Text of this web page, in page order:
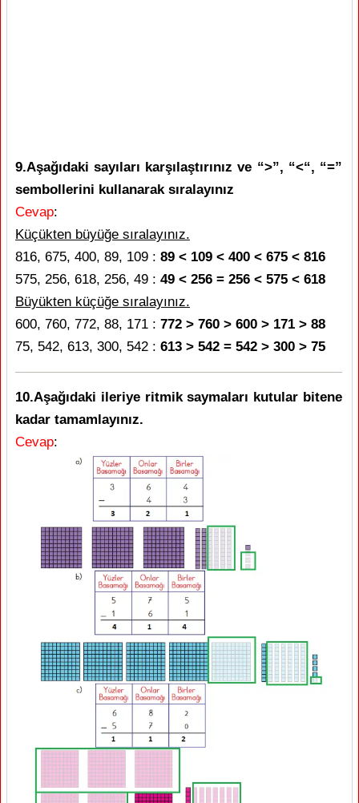
9.Aşağıdaki sayıları karşılaştırınız ve “>”, “<“, “=”
sembollerini kullanarak sıralayınız
Cevap:
Küçükten büyüğe sıralayınız.
816, 675, 400, 89, 109 : 89 < 109 < 400 < 675 < 816
575, 256, 618, 256, 49 : 49 < 256 = 256 < 575 < 618
Büyükten küçüğe sıralayınız.
600, 760, 772, 88, 171 : 772 > 760 > 600 > 171 > 88
75, 542, 613, 300, 542 : 613 > 542 = 542 > 300 > 75
10.Aşağıdaki ileriye ritmik saymaları kutular bitene
kadar tamamlayınız.
Cevap: